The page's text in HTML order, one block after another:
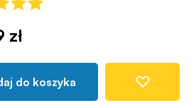
zł
do koszyka